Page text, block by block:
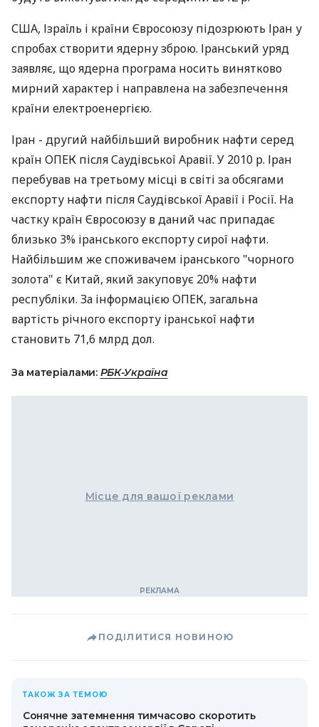
США, Ізраїль і країни Євросоюзу підозрюють Іран у
спробах створити ядерну зброю. Іранський уряд
заявляє, що ядерна програма носить винятково
мирний характер і направлена на забезпечення
країни електроенергією.
Іран - другий найбільший виробник нафти серед
країн ОПЕК після Саудівської Аравії. У 2010 р. Іран
перебував на третьому місці в світі за обсягами
експорту нафти після Саудівської Аравії і Росії. На
частку країн Євросоюзу в даний час припадає
близько 3% іранського експорту сирої нафти.
Найбільшим же споживачем іранського "чорного
золота" є Китай, який закуповує 20% нафти
республіки. За інформацією ОПЕК, загальна
вартість річного експорту іранської нафти
становить 71,6 млрд дол.
За матеріалами: РБК-Україна
Місце для вашої реклами
ПОДІЛИТИСЯ НОВИНОЮ
ТАКОЖ ЗА ТЕМОЮ
Сонячне затемнення тимчасово скоротить